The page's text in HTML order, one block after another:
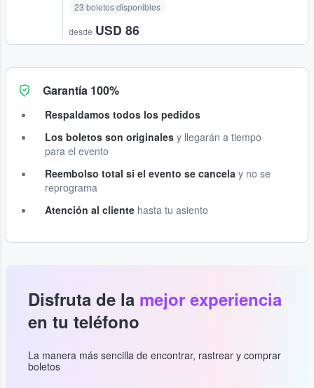
23 boletos disponibles
desde USD 86
Garantía 100%
Respaldamos todos los pedidos
Los boletos son originales y llegarán a tiempo
para el evento
Reembolso total si el evento se cancela y no se
reprograma
Atención al cliente hasta tu asiento
Disfruta de la mejor experiencia
en tu teléfono
La manera más sencilla de encontrar, rastrear y comprar
boletos